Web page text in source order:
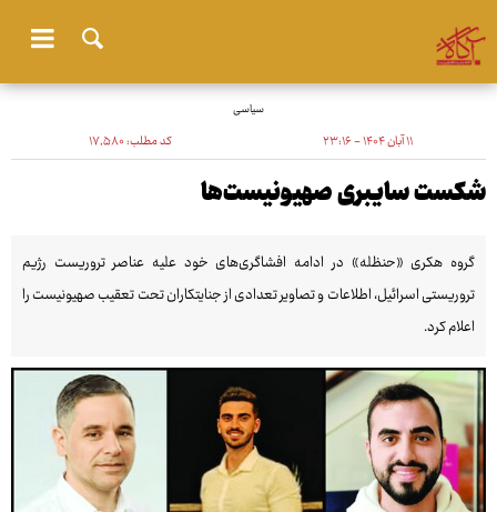
سیاسی
۱۱ آبان ۱۴۰۴ - ۲۳:۱۶ کد مطلب:۱۷٬۵۸۰
شکست سایـبری صهیونیست‌ها
گروه هکری «حنظله» در ادامه افشاگری‌های خود علیه عناصر تروریست رژیم
تروریستی اسرائیل، اطلاعات و تصاویر تعدادی از جنایتکاران تحت تعقیب صهیونیست را
اعلام کرد.